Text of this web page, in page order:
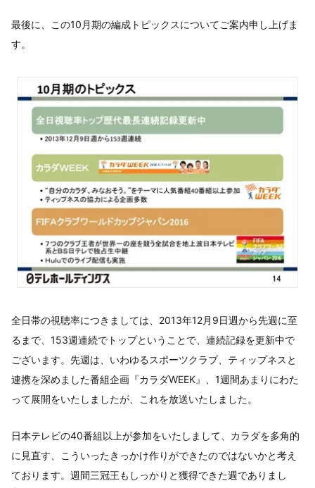
最後に、この10月期の編成トピックスについてご案内申し上げま
す。
全日帯の視聴率につきましては、2013年12月9日週から先週に至
るまで、153週連続でトップということで、連続記録を更新中で
ございます。先週は、いわゆるスポーツクラブ、ティップネスと
連携を深めました番組企画『カラダWEEK』、1週間あまりにわた
って展開をいたしましたが、これを放送いたしました。
日本テレビの40番組以上が参加をいたしまして、カラダを多角的
に見直す、こういったきっかけ作りができたのではないかと考え
ております。週間三冠王もしっかりと獲得できた週でありまし